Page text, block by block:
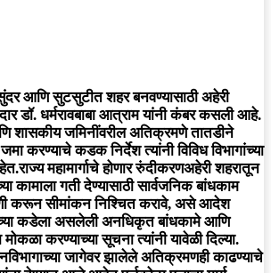
आणि सुटसुटीत शहर बनवण्यासाठी अहेरी
डॉ. धर्मरावबाबा आत्राम यांनी कंबर कसली आहे.
शासकीय जमिनींवरील अतिक्रमणे तातडीने
करण्याचे कडक निर्देश त्यांनी विविध विभागांच्या
महामार्गाचे होणार रुंदीकरणअहेरी शहरातून
कामाला गती देण्यासाठी सार्वजनिक बांधकाम
करून सीमांकन निश्चित करावे, असे आदेश
कडेला असलेली अनधिकृत बांधकामे आणि
करण्याच्या सूचना त्यांनी यावेळी दिल्या.
जागेवर झालेले अतिक्रमणही काढण्याचे